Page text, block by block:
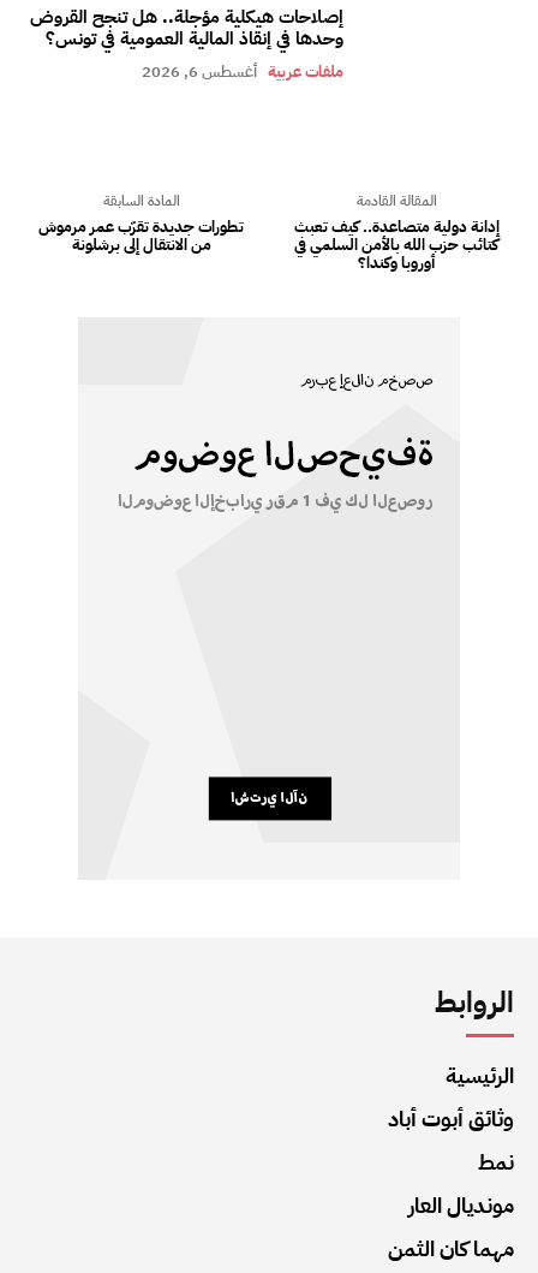
إصلاحات هيكلية مؤجلة.. هل تنجح القروض
وحدها في إنقاذ المالية العمومية في تونس؟
ملفات عربية أغسطس 6, 2026
المادة السابقة
تطورات جديدة تقرّب عمر مرموش
من الانتقال إلى برشلونة
المقالة القادمة
إدانة دولية متصاعدة.. كيف تعبث
كتائب حزب الله بالأمن السلمي في
أوروبا وكندا؟
الروابط
الرئيسية
وثائق أبوت أباد
نمط
مونديال العار
مهما كان الثمن